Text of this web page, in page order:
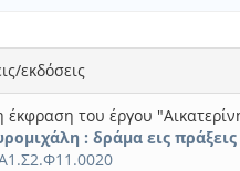
εκδόσεις
του έργου
: δράμα εις